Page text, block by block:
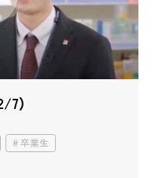
7）
卒業生